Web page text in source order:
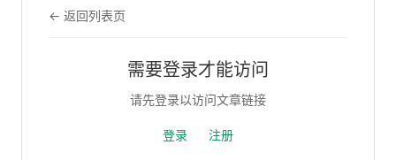
← 返回列表页
需要登录才能访问
请先登录以访问文章链接
登录 注册